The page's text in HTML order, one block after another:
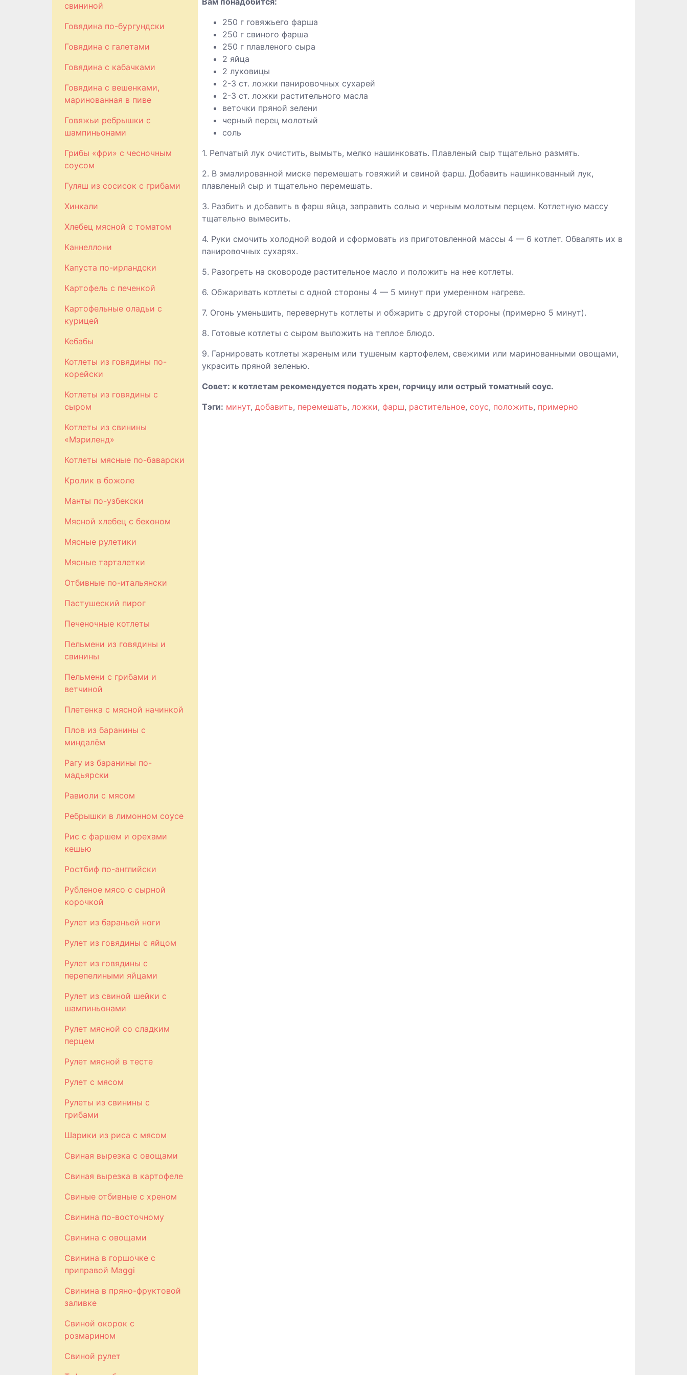
свининой
Говядина по-бургундски
Говядина с галетами
Говядина с кабачками
Говядина с вешенками,
маринованная в пиве
Говяжьи ребрышки с
шампиньонами
Грибы «фри» с чесночным
соусом
Гуляш из сосисок с грибами
Хинкали
Хлебец мясной с томатом
Каннеллони
Капуста по-ирландски
Картофель с печенкой
Картофельные оладьи с
курицей
Кебабы
Котлеты из говядины по-
корейски
Котлеты из говядины с
сыром
Котлеты из свинины
«Мэриленд»
Котлеты мясные по-баварски
Кролик в божоле
Манты по-узбекски
Мясной хлебец с беконом
Мясные рулетики
Мясные тарталетки
Отбивные по-итальянски
Пастушеский пирог
Печеночные котлеты
Пельмени из говядины и
свинины
Пельмени с грибами и
ветчиной
Плетенка с мясной начинкой
Плов из баранины с
миндалём
Рагу из баранины по-
мадьярски
Равиоли с мясом
Ребрышки в лимонном соусе
Рис с фаршем и орехами
кешью
Ростбиф по-английски
Рубленое мясо с сырной
корочкой
Рулет из бараньей ноги
Рулет из говядины с яйцом
Рулет из говядины с
перепелиными яйцами
Рулет из свиной шейки с
шампиньонами
Рулет мясной со сладким
перцем
Рулет мясной в тесте
Рулет с мясом
Рулеты из свинины с
грибами
Шарики из риса с мясом
Свиная вырезка с овощами
Свиная вырезка в картофеле
Свиные отбивные с хреном
Свинина по-восточному
Свинина с овощами
Свинина в горшочке с
приправой Maggi
Свинина в пряно-фруктовой
заливке
Свиной окорок с
розмарином
Свиной рулет
250 г говяжьего фарша
250 г свиного фарша
250 г плавленого сыра
2 яйца
2 луковицы
2-3 ст. ложки панировочных сухарей
2-3 ст. ложки растительного масла
веточки пряной зелени
черный перец молотый
соль
1. Репчатый лук очистить, вымыть, мелко нашинковать. Плавленый сыр тщательно размять.
2. В эмалированной миске перемешать говяжий и свиной фарш. Добавить нашинкованный лук,
плавленый сыр и тщательно перемешать.
3. Разбить и добавить в фарш яйца, заправить солью и черным молотым перцем. Котлетную массу
тщательно вымесить.
4. Руки смочить холодной водой и сформовать из приготовленной массы 4 — 6 котлет. Обвалять их в
панировочных сухарях.
5. Разогреть на сковороде растительное масло и положить на нее котлеты.
6. Обжаривать котлеты с одной стороны 4 — 5 минут при умеренном нагреве.
7. Огонь уменьшить, перевернуть котлеты и обжарить с другой стороны (примерно 5 минут).
8. Готовые котлеты с сыром выложить на теплое блюдо.
9. Гарнировать котлеты жареным или тушеным картофелем, свежими или маринованными овощами,
украсить пряной зеленью.
Совет: к котлетам рекомендуется подать хрен, горчицу или острый томатный соус.
Тэги: минут, добавить, перемешать, ложки, фарш, растительное, соус, положить, примерно